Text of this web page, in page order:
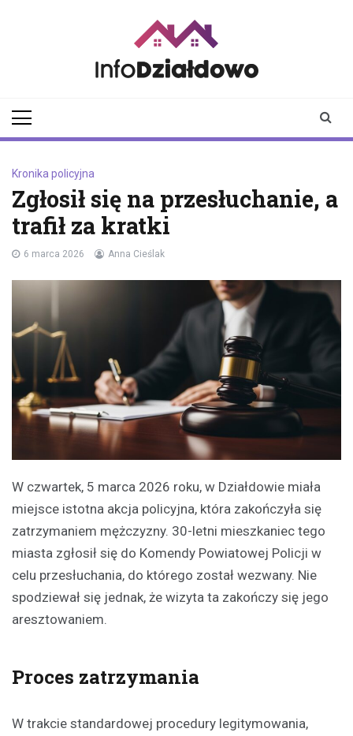
Kronika policyjna
Zgłosił się na przesłuchanie, a
trafił za kratki
6 marca 2026 Anna Cieślak
W czwartek, 5 marca 2026 roku, w Działdowie miała
miejsce istotna akcja policyjna, która zakończyła się
zatrzymaniem mężczyzny. 30-letni mieszkaniec tego
miasta zgłosił się do Komendy Powiatowej Policji w
celu przesłuchania, do którego został wezwany. Nie
spodziewał się jednak, że wizyta ta zakończy się jego
aresztowaniem.
Proces zatrzymania
W trakcie standardowej procedury legitymowania,